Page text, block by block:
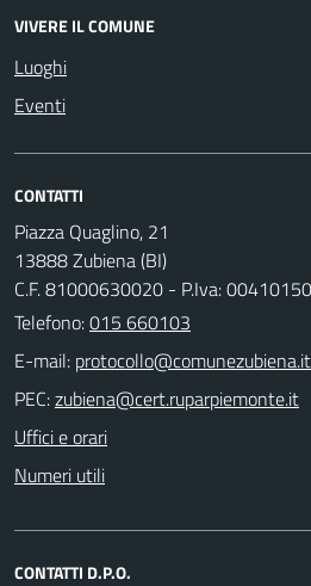
VIVERE IL COMUNE
Luoghi
Eventi
CONTATTI
Piazza Quaglino, 21
13888 Zubiena (BI)
C.F. 81000630020 - P.Iva:
Telefono:015 660103
E-mail:
PEC:
Uffici e orari
Numeri utili
CONTATTI D.P.O.